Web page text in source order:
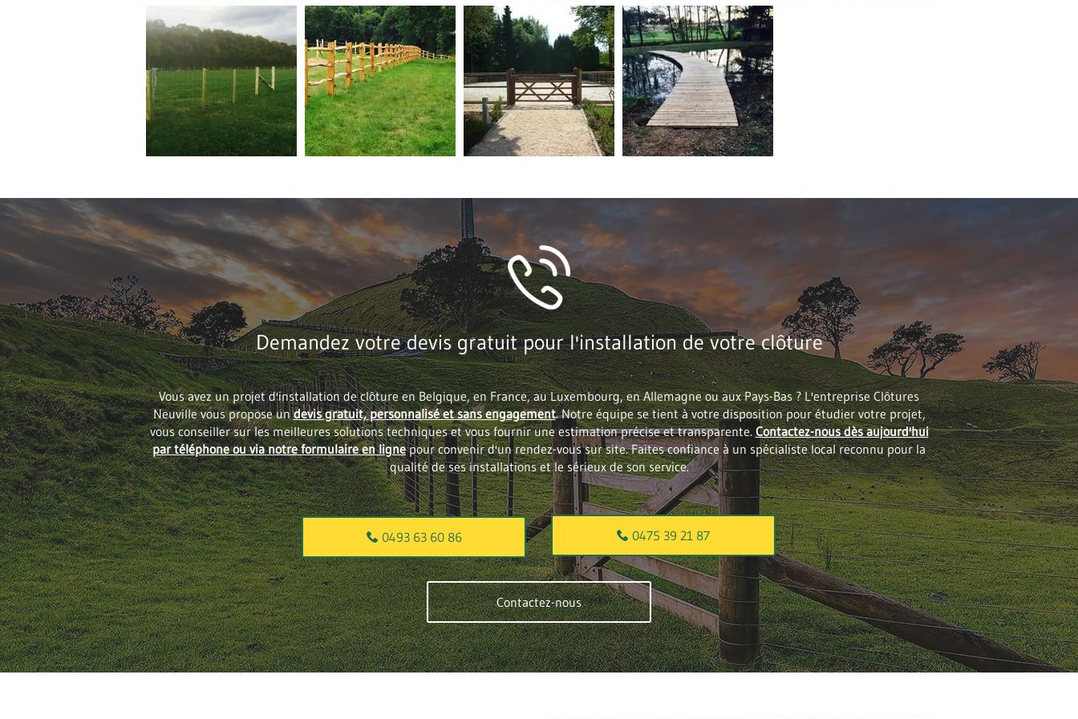
Demandez votre devis gratuit pour l'installation de votre clôture
0493 63 60 86
Contactez-nous
Vous avez un projet d'installation de clôture en Belgique, en France, au Luxembourg, en Allemagne ou aux Pays-Bas ? L'entreprise Clôtures
Neuville vous propose undevis gratuit, personnalisé et sans engagement. Notre équipe se tient à votre disposition pour étudier votre projet,
vous conseiller sur les meilleures solutions techniques et vous fournir une estimation précise et transparente.Contactez-nous dès aujourd'hui
par téléphone ou via notre formulaire en lignepour convenir d'un rendez-vous sur site. Faites confiance à un spécialiste local reconnu pour la
qualité de ses installations et le sérieux de son service.
0475 39 21 87